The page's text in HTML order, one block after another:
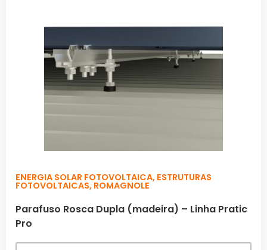
ENERGIA SOLAR FOTOVOLTAICA, ESTRUTURAS
FOTOVOLTAICAS, ROMAGNOLE
Parafuso Rosca Dupla (madeira) – Linha Pratic
Pro